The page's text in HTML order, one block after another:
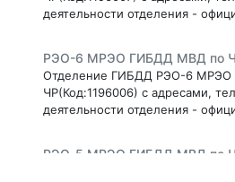
деятельности отделения -
РЭО-6 МРЭО ГИБДД МВД по
Отделение ГИБДД РЭО-6
ЧР(Код:1196006) с адресами,
деятельности отделения -
РЭО-5 МРЭО ГИБДД МВД по